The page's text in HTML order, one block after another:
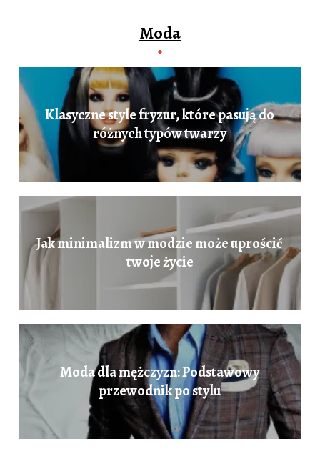
Moda
Klasyczne style fryzur, które pasują do
różnych typów twarzy
Jak minimalizm w modzie może uprościć
twoje życie
Moda dla mężczyzn: Podstawowy
przewodnik po stylu